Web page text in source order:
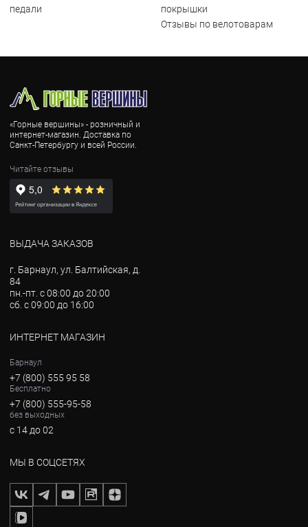
педали
покрышки
Отзывы по велотоварам
«Горные вершины» - розничный и
интернет-магазин. Доставка по
Санкт-Петербургу и всей России.
Читайте отзывы
ВЫДАЧА ЗАКАЗОВ
г. Барнаул, ул. Балтийская, д.
84
пн.-пт. с 08:00 до 20:00
сб. с 09:00 до 16:00
ИНТЕРНЕТ МАГАЗИН
Барнаул
+7 (800) 555 95 58
Бесплатно
+7 (800) 555-95-58
без выходных
с 14 до 02
МЫ В СОЦСЕТЯХ